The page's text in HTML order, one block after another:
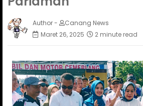
Author -
Canang News
Maret 26, 2025
2 minute read